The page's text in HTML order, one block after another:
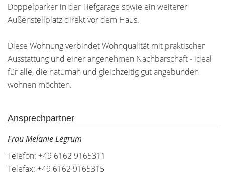
Doppelparker in der Tiefgarage sowie ein weiterer
Außenstellplatz direkt vor dem Haus.
Diese Wohnung verbindet Wohnqualität mit praktischer
Ausstattung und einer angenehmen Nachbarschaft - ideal
für alle, die naturnah und gleichzeitig gut angebunden
wohnen möchten.
Ansprechpartner
Frau Melanie Legrum
Telefon: +49 6162 9165311
Telefax: +49 6162 9165315